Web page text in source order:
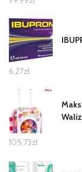
6,27zł
105,73zł